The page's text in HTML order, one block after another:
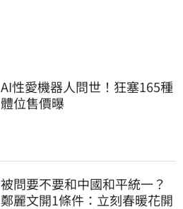
AI性愛機器人問世！狂塞165種
體位售價曝
被問要不要和中國和平統一？
鄭麗文開1條件：立刻春暖花開